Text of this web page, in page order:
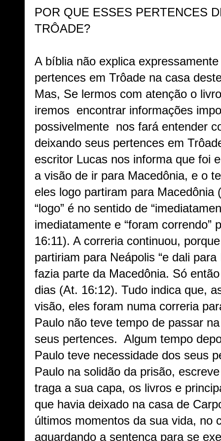
POR QUE ESSES PERTENCES
TRÔADE?
A bíblia não explica
pertences em Trôade na casa
Mas, Se lermos com atenção o
iremos encontrar informações
possivelmente nos fará entender
deixando seus pertences em
escritor Lucas nos informa que foi
a visão de ir para Macedônia, e o
eles logo partiram para
“logo” é no sentido de
imediatamente e “foram correndo”
16:11). A correria continuou,
partiriam para Neápolis “e dali
fazia parte da Macedônia. Só
dias (At. 16:12). Tudo indica que,
visão, eles foram numa correria
Paulo não teve tempo de passar
seus pertences. Algum tempo
Paulo teve necessidade dos seus
Paulo na solidão da prisão,
traga a sua capa, os livros e
que havia deixado na casa de
últimos momentos da sua vida, no
aguardando a sentença para se